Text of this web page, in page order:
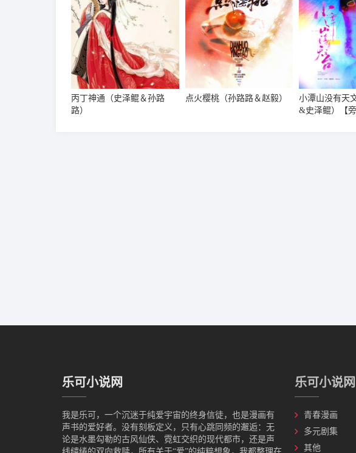
丙丁神通（史泽鲲＆孙路
路）
点火樱桃（孙路路＆赵毅）
小潭山没有天
&史泽鲲）【旁
乐可小说网
我是‌乐可，一个沉迷于纯爱宇宙的终身信徒，也是漫画有
声书的爱好者。没有刻板定义，只有心跳同频的邂逅：无
论是水墨勾勒的古风仙侠、霓虹交织的现代都市，还是声
乐可小说网
青春漫画
多元剧集
其他